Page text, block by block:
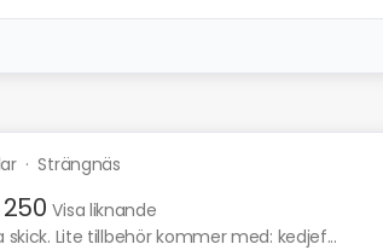
·Strängnäs
Visa liknande
skick. Lite tillbehör kommer med: kedjef...